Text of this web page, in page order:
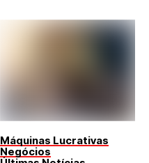
Máquinas Lucrativas
Negócios